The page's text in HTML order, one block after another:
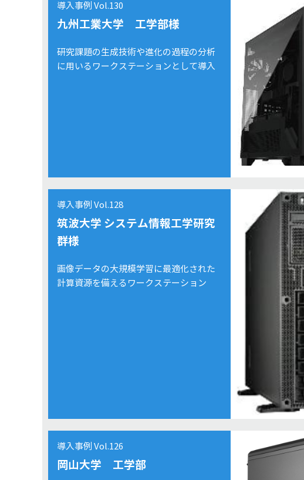
導入事例 Vol.130
九州工業大学 工学部様
研究課題の生成技術や進化の過程の分析
に用いるワークステーションとして導入
導入事例 Vol.128
筑波大学 システム情報工学研究
群様
画像データの大規模学習に最適化された
計算資源を備えるワークステーション
導入事例 Vol.126
岡山大学 工学部